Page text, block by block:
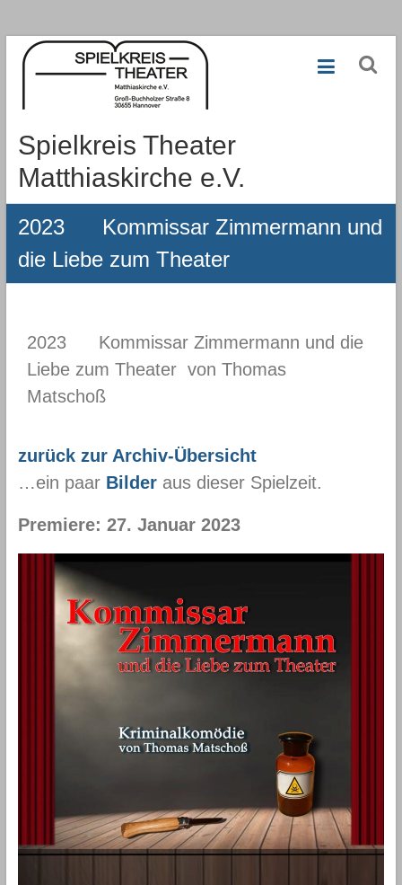
Zum
Inhalt
Spielkreis Theater
Matthiaskirche e.V.
2023 Kommissar Zimmermann und
die Liebe zum Theater
2023 Kommissar Zimmermann und die
Liebe zum Theater von Thomas
Matschoß
zurück zur Archiv-Übersicht
…ein paar Bilderaus dieser Spielzeit.
Premiere: 27. Januar 2023